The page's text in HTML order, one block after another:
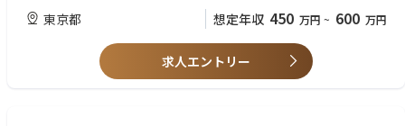
・セキュリティ運用管理（クライアント証明書）
・グループ横断の全体最適化
グループ会社を含めた調達体制の協力・共通化の推進。
・ITデバイスの大量キッティング運用やLCM（ライフサイクル管理）の経
験
・複数チームやグループ会社を跨いだ合意形成・プロジェクト推進経験
・RPAやツール等を用いた業務効率化の経験
・医療業界への興味関心、社会貢献に対する意欲
東京都 想定年収 450 万円 ~ 600 万円
求人エントリー